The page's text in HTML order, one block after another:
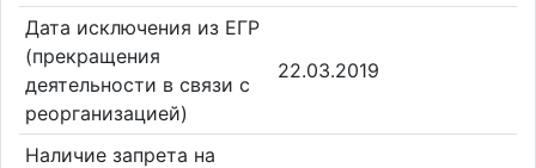
Дата исключения из ЕГР
(прекращения
деятельности в связи с
реорганизацией)
22.03.2019
Наличие запрета на